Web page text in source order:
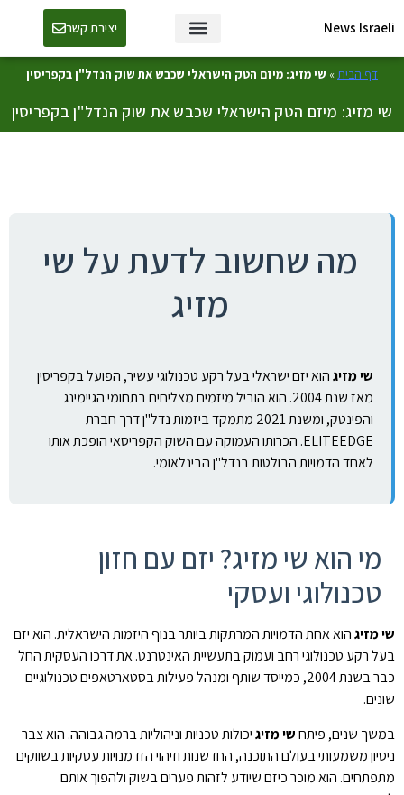
News Israeli יצירת קשר
דף הבית» שי מזיג: מיזם הטק הישראלי שכבש את שוק הנדל"ן בקפריסין
שי מזיג: מיזם הטק הישראלי שכבש את שוק הנדל"ן בקפריסין
מה שחשוב לדעת על שי
מזיג
שי מזיגהוא יזם ישראלי בעל רקע טכנולוגי עשיר, הפועל בקפריסין
מאז שנת 2004. הוא הוביל מיזמים מצליחים בתחומי הגיימינג
והפינטק, ומשנת 2021 מתמקד ביזמות נדל"ן דרך חברת
ELITEEDGE. הכרותו העמוקה עם השוק הקפריסאי הופכת אותו
לאחד הדמויות הבולטות בנדל"ן הבינלאומי.
מי הוא שי מזיג? יזם עם חזון
טכנולוגי ועסקי
שי מזיגהוא אחת הדמויות המרתקות ביותר בנוף היזמות הישראלית. הוא יזם
בעל רקע טכנולוגי רחב ועמוק בתעשיית האינטרנט. את דרכו העסקית החל
כבר בשנת 2004, כמייסד שותף ומנהל פעילות בסטארטאפים טכנולוגיים
שונים.
במשך שנים, פיתחשי מזיגיכולות טכניות וניהוליות ברמה גבוהה. הוא צבר
ניסיון משמעותי בעולם התוכנה, החדשנות וזיהוי הזדמנויות עסקיות בשווקים
מתפתחים. הוא מוכר כיזם שיודע לזהות פערים בשוק ולהפוך אותם